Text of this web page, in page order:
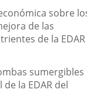
sobre
de las
de la EDAR
sumergibles
la EDAR del